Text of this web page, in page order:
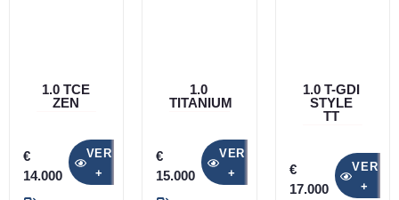
1.0 TCE
ZEN
€
14.000
VER
+
1.0
TITANIUM
€
15.000
VER
+
1.0 T-GDI
STYLE
TT
€
17.000
VER
+